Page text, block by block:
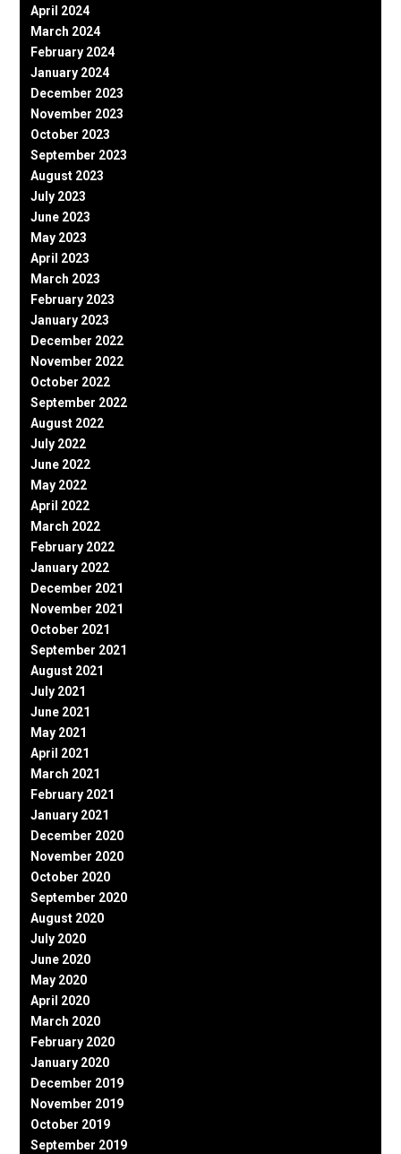
April 2024
March 2024
February 2024
January 2024
December 2023
November 2023
October 2023
September 2023
August 2023
July 2023
June 2023
May 2023
April 2023
March 2023
February 2023
January 2023
December 2022
November 2022
October 2022
September 2022
August 2022
July 2022
June 2022
May 2022
April 2022
March 2022
February 2022
January 2022
December 2021
November 2021
October 2021
September 2021
August 2021
July 2021
June 2021
May 2021
April 2021
March 2021
February 2021
January 2021
December 2020
November 2020
October 2020
September 2020
August 2020
July 2020
June 2020
May 2020
April 2020
March 2020
February 2020
January 2020
December 2019
November 2019
October 2019
September 2019